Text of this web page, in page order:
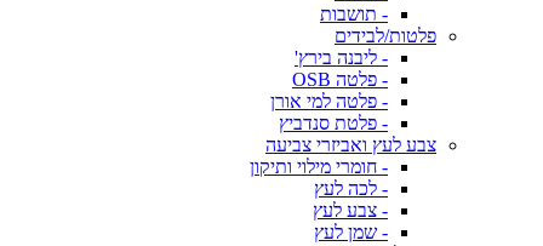
- תושבות
פלטות/לבידים
- ליבנה בירץ'
- פלטה OSB
- פלטה למי אורן
- פלטת סנדביץ
צבע לעץ ואביזרי צביעה
- חומרי מילוי ותיקון
- לכה לעץ
- צבע לעץ
- שמן לעץ